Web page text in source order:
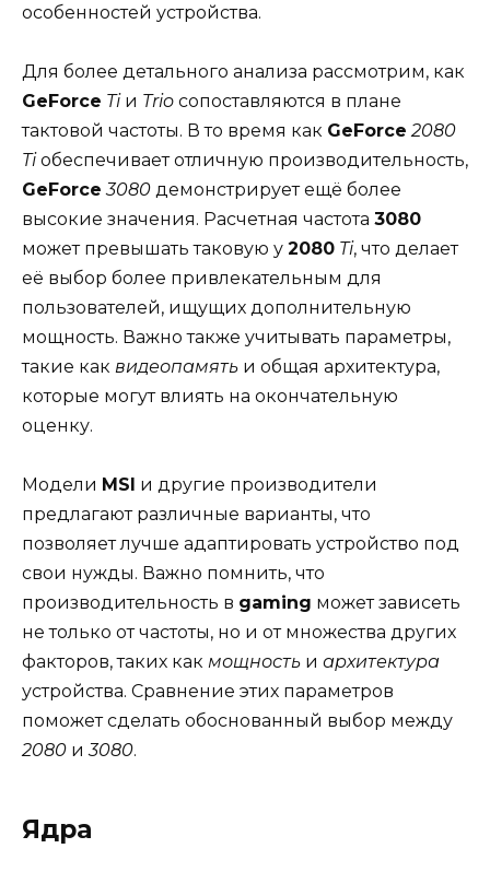
особенностей устройства.
Для более детального анализа рассмотрим, как
GeForce Tiи Trio сопоставляются в плане
тактовой частоты. В то время как GeForce 2080
Tiобеспечивает отличную производительность,
GeForce 3080 демонстрирует ещё более
высокие значения. Расчетная частота 3080
может превышать таковую у 2080 Ti, что делает
её выбор более привлекательным для
пользователей, ищущих дополнительную
мощность. Важно также учитывать параметры,
такие как видеопамять и общая архитектура,
которые могут влиять на окончательную
оценку.
Модели MSI и другие производители
предлагают различные варианты, что
позволяет лучше адаптировать устройство под
свои нужды. Важно помнить, что
производительность в gaming может зависеть
не только от частоты, но и от множества других
факторов, таких как мощность и архитектура
устройства. Сравнение этих параметров
поможет сделать обоснованный выбор между
2080 и3080.
Ядра